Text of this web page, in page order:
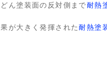
ん塗装面の反対側まで耐熱
が大きく発揮された耐熱塗